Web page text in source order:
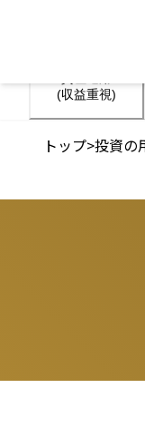
(収益重視)
トップ>投資の